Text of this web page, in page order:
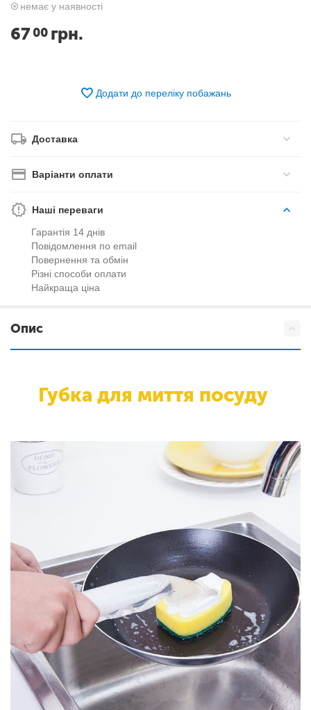
немає у наявності
67 00 грн.
Додати до переліку побажань
Доставка
Варіанти оплати
Наші переваги
Гарантія 14 днів
Повідомлення по email
Повернення та обмін
Різні способи оплати
Найкраща ціна
Опис
Губка для миття посуду